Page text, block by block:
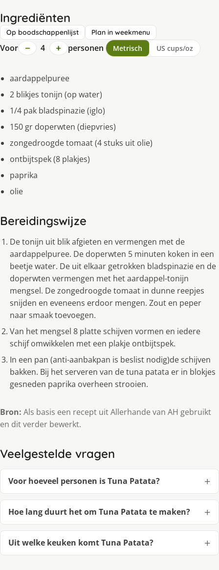
Ingrediënten
Op boodschappenlijst Plan in weekmenu
Voor − 4 + personen Metrisch US cups/oz
aardappelpuree
2 blikjes tonijn (op water)
1/4 pak bladspinazie (iglo)
150 gr doperwten (diepvries)
zongedroogde tomaat (4 stuks uit olie)
ontbijtspek (8 plakjes)
paprika
olie
Bereidingswijze
De tonijn uit blik afgieten en vermengen met de
aardappelpuree. De doperwten 5 minuten koken in een
beetje water. De uit elkaar getrokken bladspinazie en de
doperwten vermengen met het aardappel-tonijn
mengsel. De zongedroogde tomaat in dunne reepjes
snijden en eveneens erdoor mengen. Zout en peper
naar smaak toevoegen.
Van het mengsel 8 platte schijven vormen en iedere
schijf omwikkelen met een plakje ontbijtspek.
In een pan (anti-aanbakpan is beslist nodig)de schijven
bakken. Bij het serveren van de tuna patata er in blokjes
gesneden paprika overheen strooien.
Bron: Als basis een recept uit Allerhande van AH gebruikt
en dit verder bewerkt.
Veelgestelde vragen
Voor hoeveel personen is Tuna Patata?
Hoe lang duurt het om Tuna Patata te maken?
Uit welke keuken komt Tuna Patata?